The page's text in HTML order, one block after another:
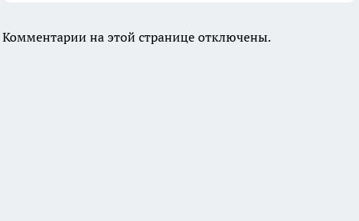
Комментарии на этой странице отключены.